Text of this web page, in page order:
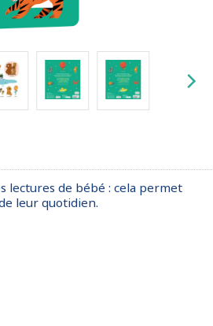
lectures de bébé : cela permet
leur quotidien.